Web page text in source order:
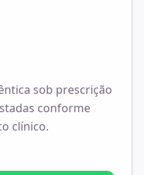
sob prescrição
conforme
clínico.